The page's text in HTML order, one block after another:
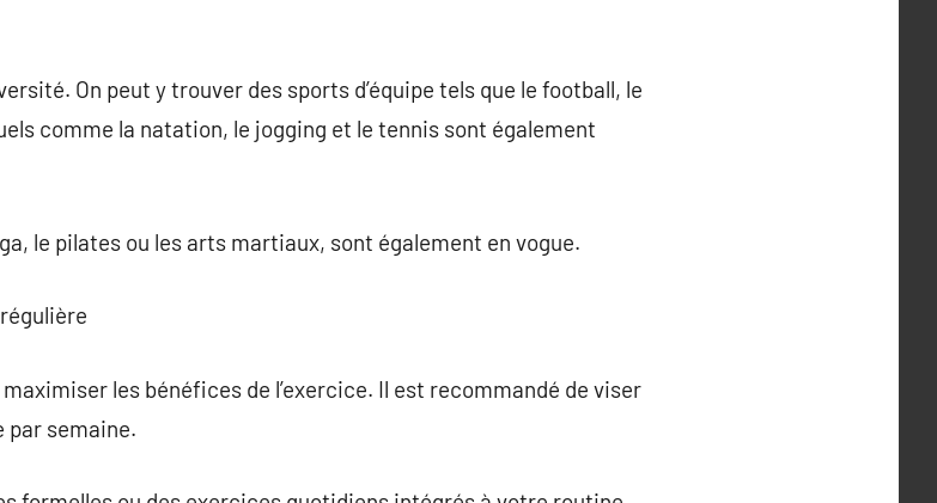
On peut y trouver des sports d’équipe tels que le football, le
comme la natation, le jogging et le tennis sont également
le pilates ou les arts martiaux, sont également en vogue.
les bénéfices de l’exercice. Il est recommandé de viser
par semaine.